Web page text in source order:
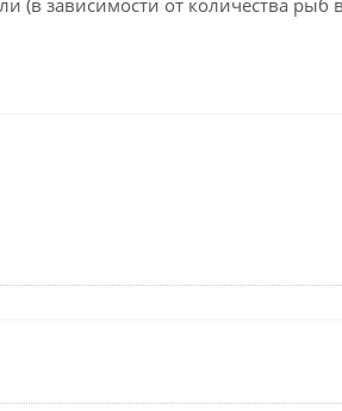
(в зависимости от количества рыб